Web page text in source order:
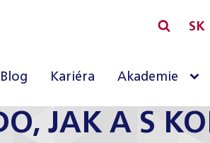
SK
Blog Kariéra Akademie
JAK A S